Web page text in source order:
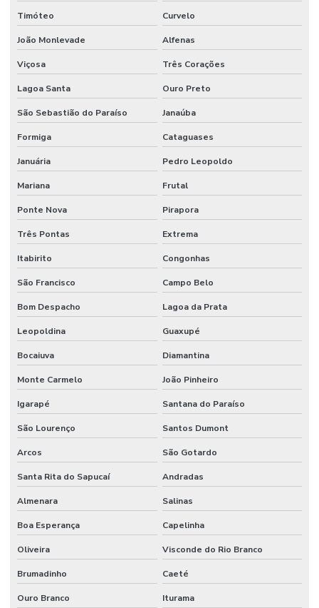
Timóteo Curvelo
João Monlevade Alfenas
Viçosa Três Corações
Lagoa Santa Ouro Preto
São Sebastião do Paraíso Janaúba
Formiga Cataguases
Januária Pedro Leopoldo
Mariana Frutal
Ponte Nova Pirapora
Três Pontas Extrema
Itabirito Congonhas
São Francisco Campo Belo
Bom Despacho Lagoa da Prata
Leopoldina Guaxupé
Bocaiuva Diamantina
Monte Carmelo João Pinheiro
Igarapé Santana do Paraíso
São Lourenço Santos Dumont
Arcos São Gotardo
Santa Rita do Sapucaí Andradas
Almenara Salinas
Boa Esperança Capelinha
Oliveira Visconde do Rio Branco
Brumadinho Caeté
Ouro Branco Iturama